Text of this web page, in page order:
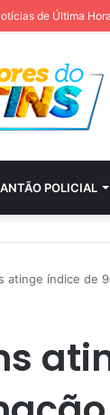
de Última Hora
POLICIAL
atinge índice de